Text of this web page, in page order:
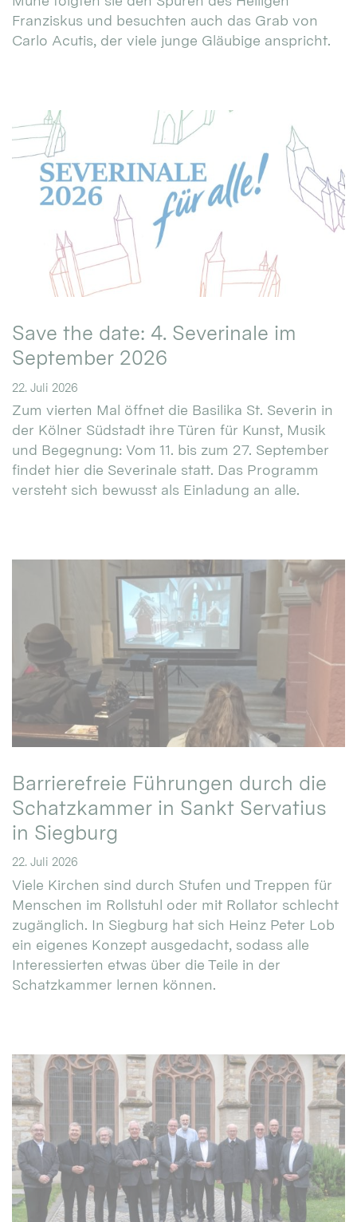
Franziskus und besuchten auch das Grab von
Carlo Acutis, der viele junge Gläubige anspricht.
Save the date: 4. Severinale im
September 2026
22. Juli 2026
Zum vierten Mal öffnet die Basilika St. Severin in
der Kölner Südstadt ihre Türen für Kunst, Musik
und Begegnung: Vom 11. bis zum 27. September
findet hier die Severinale statt. Das Programm
versteht sich bewusst als Einladung an alle.
Barrierefreie Führungen durch die
Schatzkammer in Sankt Servatius
in Siegburg
22. Juli 2026
Viele Kirchen sind durch Stufen und Treppen für
Menschen im Rollstuhl oder mit Rollator schlecht
zugänglich. In Siegburg hat sich Heinz Peter Lob
ein eigenes Konzept ausgedacht, sodass alle
Interessierten etwas über die Teile in der
Schatzkammer lernen können.